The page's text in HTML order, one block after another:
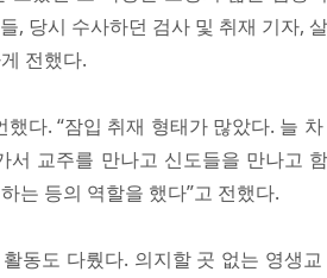
, 당시 수사하던 검사 및 취재 기자,
전했다.
다. “잠입 취재 형태가 많았다. 늘 차
서 교주를 만나고 신도들을 만나고
는 등의 역할을 했다”고 전했다.
동도 다뤘다. 의지할 곳 없는 영생교